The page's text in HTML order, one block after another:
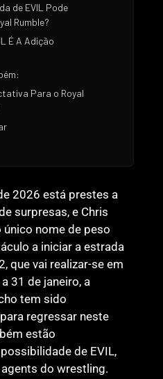
de EVIL Pode
Rumble?
É A Adição
Para o Royal
2026 está prestes a
surpresas, e Chris
nome de peso
a iniciar a estrada
que vai realizar-se em
31 de janeiro, a
tem sido
regressar neste
estão
de EVIL,
do wrestling.